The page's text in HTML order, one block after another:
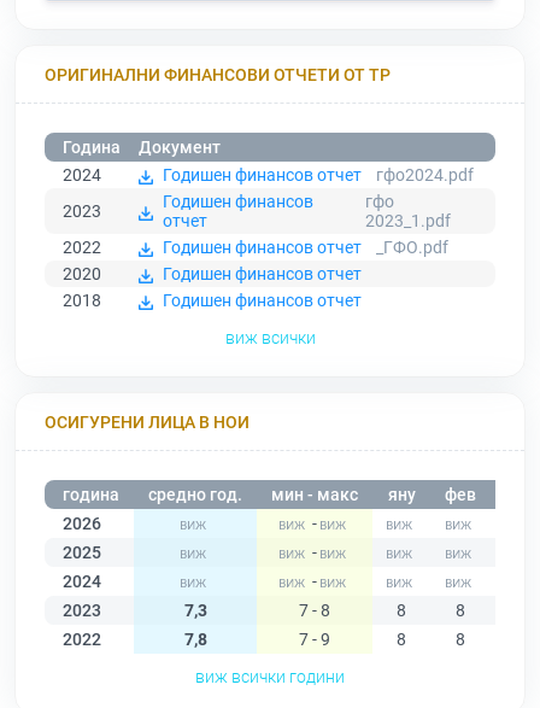
ОРИГИНАЛНИ ФИНАНСОВИ ОТЧЕТИ ОТ ТР
Година
Документ
2024
Годишен финансов отчет
гфо2024.pdf
2023
Годишен финансов
отчет
гфо
2023_1.pdf
2022
Годишен финансов отчет
_ГФО.pdf
2020
Годишен финансов отчет
2018
Годишен финансов отчет
виж всички
ОСИГУРЕНИ ЛИЦА В НОИ
година средно год. мин - макс яну фев
2026
-
2025
-
2024
-
2023
7,3 7 - 8 8 8
2022
7,8 7 - 9 8 8
виж всички години